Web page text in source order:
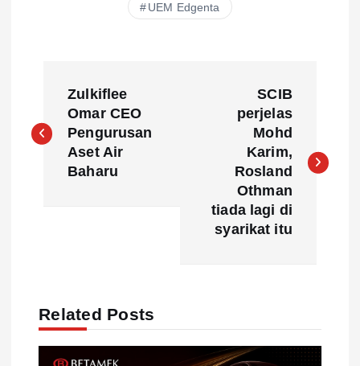
UEM Edgenta
o
v
Zulkiflee
Omar CEO
Pengurusan
Aset Air
Baharu
SCIB
perjelas
Mohd
Karim,
Rosland
Othman
tiada lagi di
syarikat itu
Related Posts